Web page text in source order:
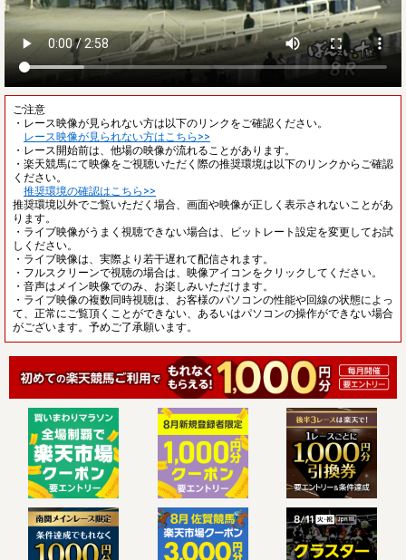
ご注意
・レース映像が見られない方は以下のリンクをご確認ください。
レース映像が見られない方はこちら>>
・レース開始前は、他場の映像が流れることがあります。
・楽天競馬にて映像をご視聴いただく際の推奨環境は以下のリンクからご確認
ください。
推奨環境の確認はこちら>>
推奨環境以外でご覧いただく場合、画面や映像が正しく表示されないことがあ
ります。
・ライブ映像がうまく視聴できない場合は、ビットレート設定を変更してお試
しください。
・ライブ映像は、実際より若干遅れて配信されます。
・フルスクリーンで視聴の場合は、映像アイコンをクリックしてください。
・音声はメイン映像でのみ、お楽しみいただけます。
・ライブ映像の複数同時視聴は、お客様のパソコンの性能や回線の状態によっ
て、正常にご覧頂くことができない、あるいはパソコンの操作ができない場合
がございます。予めご了承願います。